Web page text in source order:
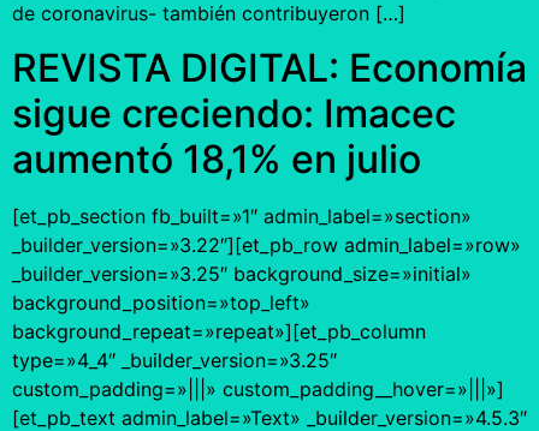
de coronavirus- también contribuyeron […]
REVISTA DIGITAL: Economía
sigue creciendo: Imacec
aumentó 18,1% en julio
[et_pb_section fb_built=»1″ admin_label=»section»
_builder_version=»3.22″][et_pb_row admin_label=»row»
_builder_version=»3.25″ background_size=»initial»
background_position=»top_left»
background_repeat=»repeat»][et_pb_column
type=»4_4″ _builder_version=»3.25″
custom_padding=»|||» custom_padding__hover=»|||»]
[et_pb_text admin_label=»Text» _builder_version=»4.5.3″